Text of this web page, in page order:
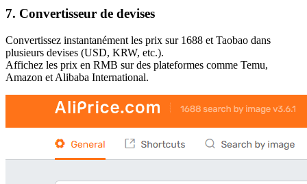
7. Convertisseur de devises
Convertissez instantanément les prix sur 1688 et Taobao dans
plusieurs devises (USD, KRW, etc.).
Affichez les prix en RMB sur des plateformes comme Temu,
Amazon et Alibaba International.